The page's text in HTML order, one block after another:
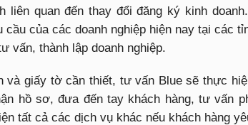
liên quan đến thay đổi đăng ký kinh
của các doanh nghiệp hiện nay tại các
vấn, thành lập doanh nghiệp.
và giấy tờ cần thiết, tư vấn Blue sẽ thực
hồ sơ, đưa đến tay khách hàng, tư vấn
tất cả các dịch vụ khác nếu khách hàng